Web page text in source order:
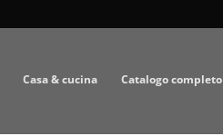
Casa & cucina Catalogo completo